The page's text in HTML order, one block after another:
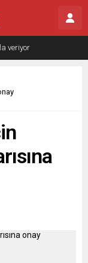
veriyor